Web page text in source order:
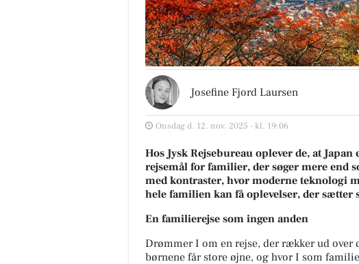
Josefine Fjord Laursen
Onsdag d. 12. nov. 2025 - kl. 19:06
Hos Jysk Rejsebureau oplever de, at
rejsemål for familier, der søger mere end
med kontraster, hvor moderne teknologi
hele familien kan få oplevelser, der sætter
En familierejse som ingen anden
Drømmer I om en rejse, der rækker ud over
børnene får store øjne, og hvor I som